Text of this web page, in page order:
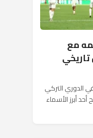
مع
الدوري التركي
أبرز الأسماء